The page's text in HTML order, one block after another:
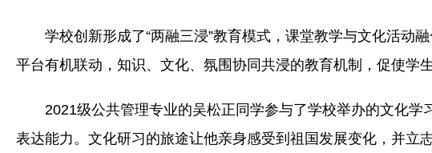
学校创新形成了“两融三浸”教育模式，课堂教学与文化活动
平台有机联动，知识、文化、氛围协同共浸的教育机制，促使学
2021级公共管理专业的吴松正同学参与了学校举办的文化
表达能力。文化研习的旅途让他亲身感受到祖国发展变化，并立